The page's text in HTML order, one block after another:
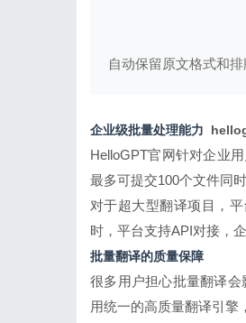
自动保留原文格式和
企业级批量处理能力
HelloGPT官网针对企业
最多可提交100个文件同
对于超大型翻译项目，
时，平台支持API对接，
批量翻译的质量保障
很多用户担心批量翻译
用统一的高质量翻译引擎